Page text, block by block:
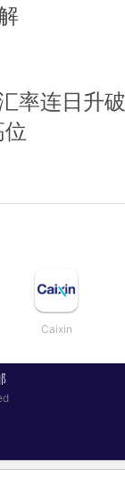
率连日升破
Caixin